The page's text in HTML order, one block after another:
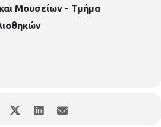
Μουσείων - Τμήμα